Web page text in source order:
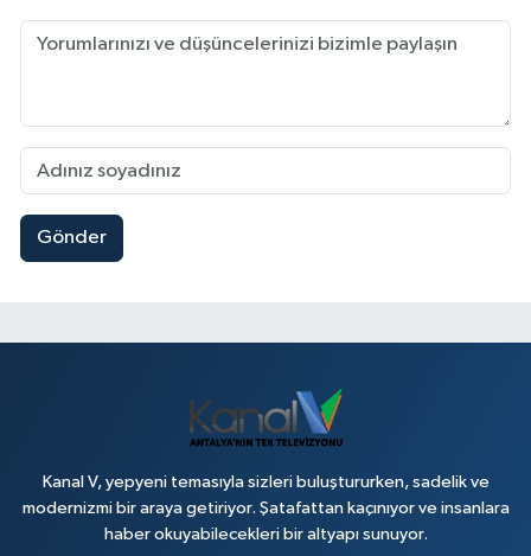
Gönder
Kanal V, yepyeni temasıyla sizleri buluştururken, sadelik ve
modernizmi bir araya getiriyor. Şatafattan kaçınıyor ve insanlara
haber okuyabilecekleri bir altyapı sunuyor.